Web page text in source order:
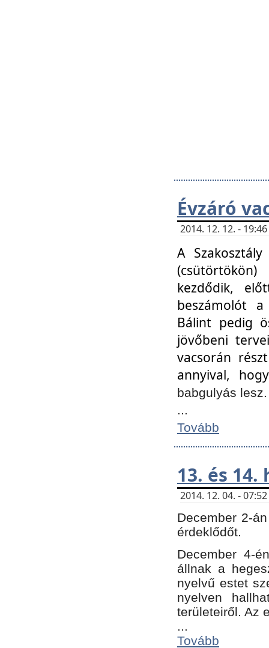
Évzáró
2014. 12. 12. -
A
kezdődik,
beszámolót
Bálint pedig
jövőbeni
vacsorán
annyival,
babgulyás
...
Tovább
13. és
2014. 12. 04. -
December 2-
érdeklődőt.
December 4-
állnak a
nyelvű estet
nyelven
területeiről. Az
...
Tovább